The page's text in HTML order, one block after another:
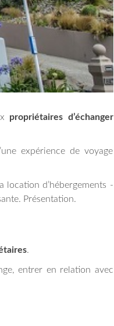
propriétaires d’échanger
expérience de voyage
location d’hébergements -
Présentation.
.
entrer en relation avec